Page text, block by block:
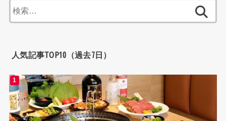
索:
人気記事TOP10（過去7日）